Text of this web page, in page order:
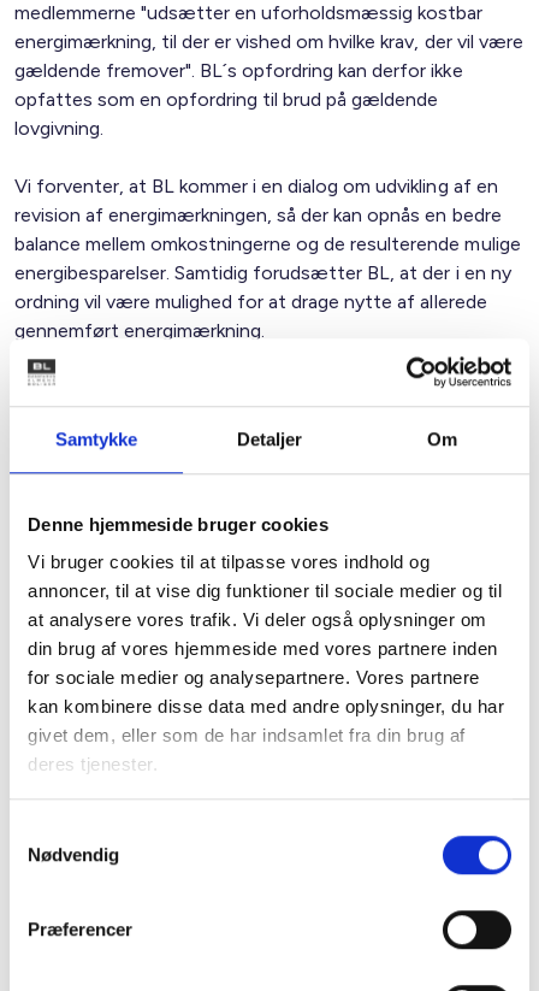
Samtykke Detaljer Om
Denne hjemmeside bruger cookies
Vi bruger cookies til at tilpasse vores indhold og
annoncer, til at vise dig funktioner til sociale medier og til
at analysere vores trafik. Vi deler også oplysninger om
din brug af vores hjemmeside med vores partnere inden
for sociale medier og analysepartnere. Vores partnere
kan kombinere disse data med andre oplysninger, du har
givet dem, eller som de har indsamlet fra din brug af
deres tjenester.
Nødvendig
Præferencer
medlemmerne "udsætter en uforholdsmæssig kostbar
energimærkning, til der er vished om hvilke krav, der vil være
gældende fremover". BL´s opfordring kan derfor ikke
opfattes som en opfordring til brud på gældende
lovgivning.
Vi forventer, at BL kommer i en dialog om udvikling af en
revision af energimærkningen, så der kan opnås en bedre
balance mellem omkostningerne og de resulterende mulige
energibesparelser. Samtidig forudsætter BL, at der i en ny
ordning vil være mulighed for at drage nytte af allerede
gennemført energimærkning.
Endelig vedlægger vi til orientering kopier af brevvekslingen
Med venlig hilsen
Relateret indhold Viden
BL INFORMERER
Nye krav om fjernaflæste målere – alle
ejendomme skal være klar senest 1. januar
2027
Ansvar for nødforsyning i plejeboliger ved
forsyningssvigt